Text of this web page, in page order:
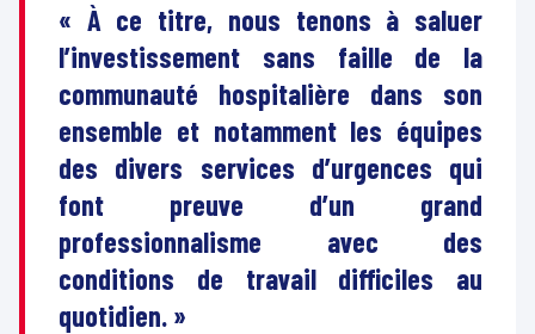
« À ce titre, nous tenons à saluer
l’investissement sans faille de la
communauté hospitalière dans son
ensemble et notamment les équipes
des divers services d’urgences qui
font preuve d’un grand
professionnalisme avec des
conditions de travail difficiles au
quotidien. »